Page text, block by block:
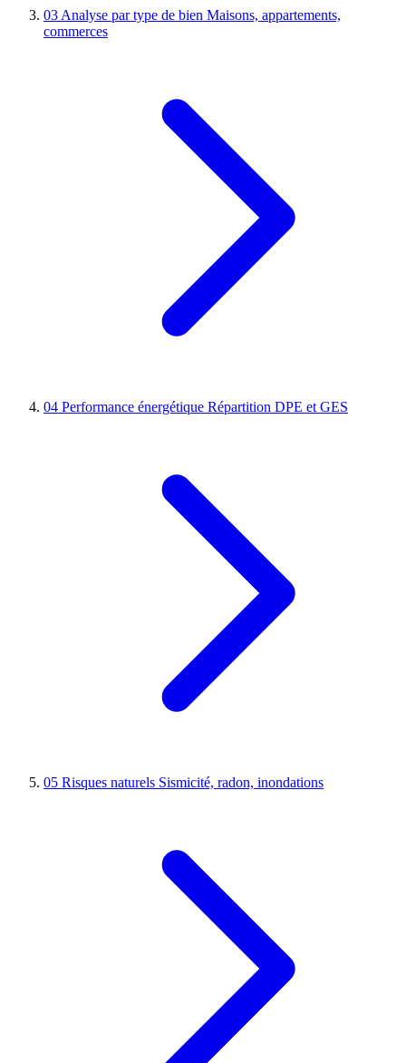
03 Analyse par type de bien Maisons, appartements,
commerces
04 Performance énergétique Répartition DPE et GES
05 Risques naturels Sismicité, radon, inondations